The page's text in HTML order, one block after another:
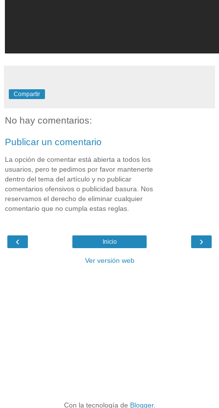
Compartir
No hay comentarios:
Publicar un comentario
La opción de comentar está abierta a todos los
usuarios, pero te pedimos por favor mantenerte
dentro del tema del artículo y no publicar
comentarios ofensivos o publicidad basura. Nos
reservamos el derecho de eliminar cualquier
comentario que no cumpla estas reglas.
‹ ›
Inicio
Ver versión web
Con la tecnología de Blogger.